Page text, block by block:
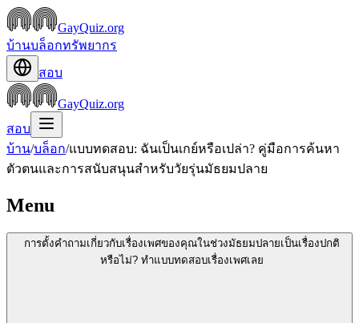
GayQuiz.org
บ้านบล็อกทรัพยากร
สอบ
GayQuiz.org
สอบ
บ้าน/บล็อก/แบบทดสอบ: ฉันเป็นเกย์หรือเปล่า? คู่มือการค้นหา
ตัวตนและการสนับสนุนสำหรับวัยรุ่นมัธยมปลาย
Menu
การตั้งคำถามเกี่ยวกับเรื่องเพศของคุณในช่วงมัธยมปลายเป็นเรื่องปกติ
หรือไม่? ทำแบบทดสอบเรื่องเพศเลย